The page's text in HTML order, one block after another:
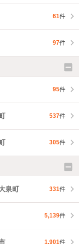
61件
97件
95件
537件
305件
泉町 331件
5,139件
1,901件